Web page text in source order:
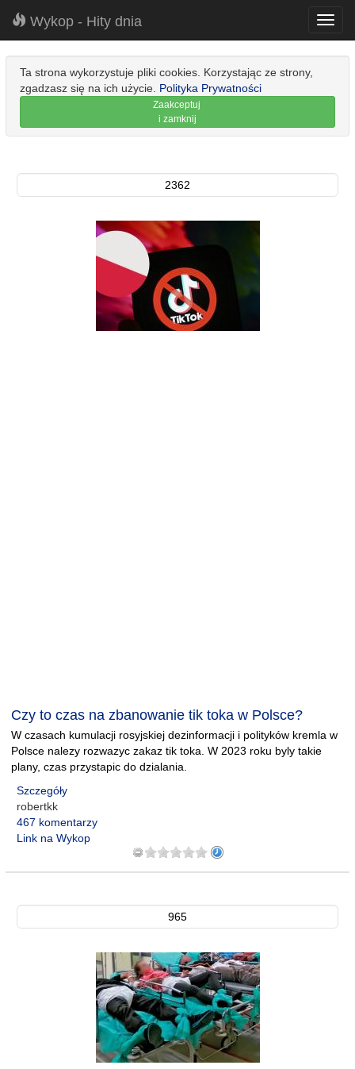
Wykop - Hity dnia
Ta strona wykorzystuje pliki cookies. Korzystając ze strony,
zgadzasz się na ich użycie. Polityka Prywatności
Zaakceptuj
i zamknij
2362
Czy to czas na zbanowanie tik toka w Polsce?
W czasach kumulacji rosyjskiej dezinformacji i polityków kremla w
Polsce nalezy rozwazyc zakaz tik toka. W 2023 roku byly takie
plany, czas przystapic do dzialania.
Szczegóły
robertkk
467 komentarzy
Link na Wykop
965